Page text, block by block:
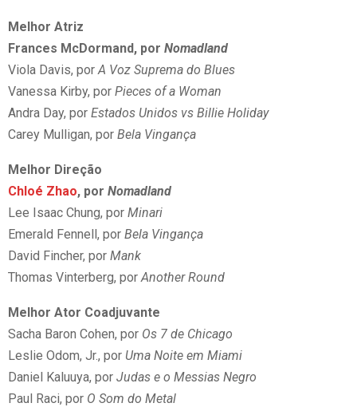
Melhor Atriz
Frances McDormand, por Nomadland
Viola Davis, por A Voz Suprema do Blues
Vanessa Kirby, por Pieces of a Woman
Andra Day, por Estados Unidos vs Billie Holiday
Carey Mulligan, por Bela Vingança
Melhor Direção
Chloé Zhao, por Nomadland
Lee Isaac Chung, por Minari
Emerald Fennell, por Bela Vingança
David Fincher, por Mank
Thomas Vinterberg, por Another Round
Melhor Ator Coadjuvante
Sacha Baron Cohen, por Os 7 de Chicago
Leslie Odom, Jr., por Uma Noite em Miami
Daniel Kaluuya, por Judas e o Messias Negro
Paul Raci, por O Som do Metal